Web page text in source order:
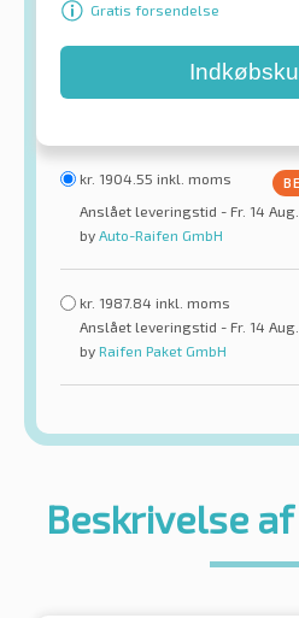
Gratis forsendelse
kr. 1904.55 inkl. moms
Anslået leveringstid - Fr. 14 Aug.
by Auto-Raifen GmbH
kr. 1987.84 inkl. moms
Anslået leveringstid - Fr. 14 Aug.
by Raifen Paket GmbH
Beskrivelse